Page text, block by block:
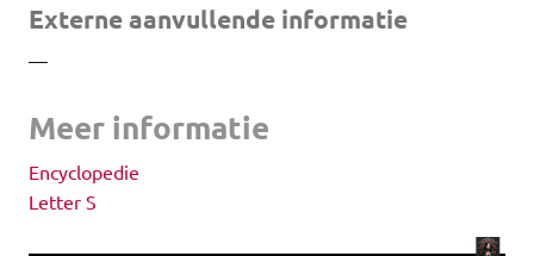
Externe aanvullende informatie
—
Meer informatie
Encyclopedie
Letter S